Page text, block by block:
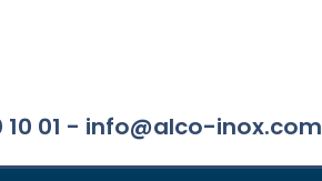
01 - info@alco-inox.com